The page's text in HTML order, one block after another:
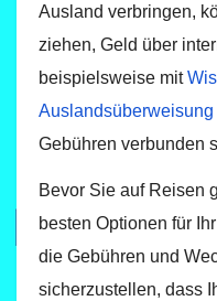
Ausland verbringen,
ziehen, Geld über
beispielsweise mit
Auslandsüberweisung
Gebühren verbunden
Bevor Sie auf Reisen
besten Optionen für
die Gebühren und
sicherzustellen, dass